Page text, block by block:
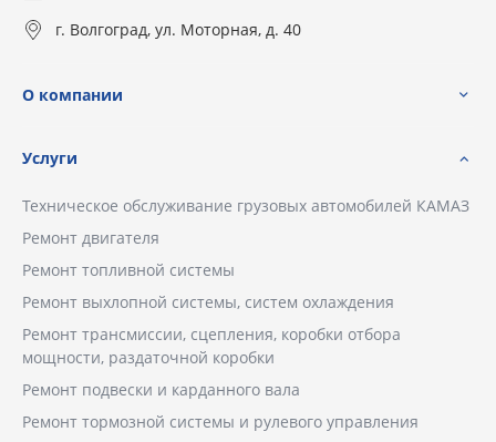
г. Волгоград, ул. Моторная, д. 40
О компании
Услуги
Техническое обслуживание грузовых автомобилей КАМАЗ
Ремонт двигателя
Ремонт топливной системы
Ремонт выхлопной системы, систем охлаждения
Ремонт трансмиссии, сцепления, коробки отбора
мощности, раздаточной коробки
Ремонт подвески и карданного вала
Ремонт тормозной системы и рулевого управления